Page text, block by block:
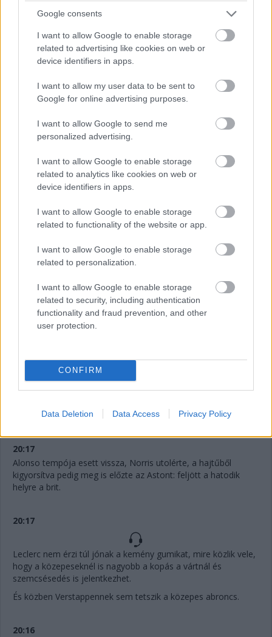
Google consents
I want to allow Google to enable storage
related to advertising like cookies on web or
device identifiers in apps.
I want to allow my user data to be sent to
Google for online advertising purposes.
I want to allow Google to send me
personalized advertising.
I want to allow Google to enable storage
related to analytics like cookies on web or
device identifiers in apps.
I want to allow Google to enable storage
related to functionality of the website or app.
I want to allow Google to enable storage
related to personalization.
I want to allow Google to enable storage
related to security, including authentication
functionality and fraud prevention, and other
user protection.
CONFIRM
Data Deletion Data Access Privacy Policy
Verstappen közben áthámozta magát Hülkenbergen, két
másodperccel követi Russellt.
És Piastri is jön a bokszba, így most a keményeken induló
Norris és Leclerc az első két helyen!
Norris megelőzte Hamiltont - aki aztán azzal a lendülettel
McLaren 1-2 pillanatnyilag, de eltérő stratégián Piastri és
Norris, viszont csak három és fél másodperc van közöttük.
Antonelli is követi a két éllovas példáját, nála is felkerülnek a
a top 5, ők még természetesen nem cseréltek kereket -
viszont fontos, hogy Norris és Leclerc a kemény keveréken
Russell-lel azonnal reagált a Mercedes, ő is érkezett a cserére,
marad Verstappen előtt a brit - sőt, Hülkenberg is ott van
20:19
És Antonelli támadja Verstappent - aki inkább ki is húzott a
Bull, keményekre vált a címvédő!
20:17
Alonso tempója esett vissza, Norris utolérte, a hajtűből
kigyorsítva pedig meg is előzte az Astont: feljött a hatodik
helyre a brit.
20:17
Leclerc nem érzi túl jónak a kemény gumikat, mire közlik vele,
hogy a közepeseknél is nagyobb a kopás a vártnál és
szemcsésedés is jelentkezhet.
És közben Verstappennek sem tetszik a közepes abroncs.
20:16